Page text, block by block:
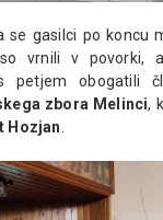
se gasilci po koncu
vrnili v povorki,
petjem obogatili
zbora Melinci,
Hozjan